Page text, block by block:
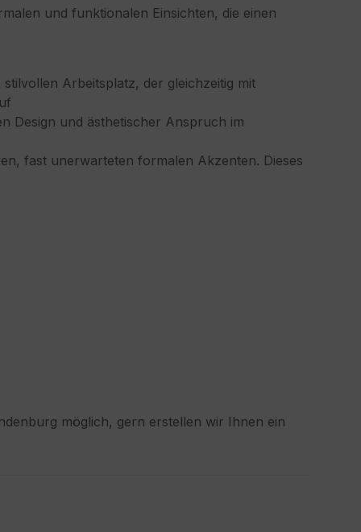
und funktionalen Einsichten, die einen
Arbeitsplatz, der gleichzeitig mit
Design und ästhetischer Anspruch im
fast unerwarteten formalen Akzenten. Dieses
möglich, gern erstellen wir Ihnen ein